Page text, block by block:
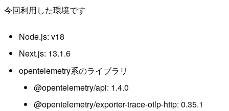
今回利用した環境です
Node.js: v18
Next.js: 13.1.6
opentelemetry系のライブラリ
@opentelemetry/api: 1.4.0
@opentelemetry/exporter-trace-otlp-http: 0.35.1